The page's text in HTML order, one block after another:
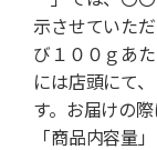
示させていた
び１００ｇあ
には店頭にて
す。お届けの
「商品内容量